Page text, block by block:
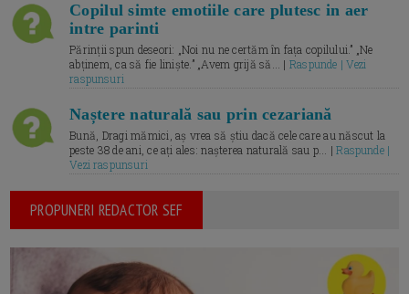
Copilul simte emotiile care plutesc in aer
intre parinti
Părinții spun deseori: „Noi nu ne certăm în fața copilului.” „Ne
abținem, ca să fie liniște.” „Avem grijă să... | Raspunde | Vezi
raspunsuri
Naștere naturală sau prin cezariană
Bună, Dragi mămici, aș vrea să știu dacă cele care au născut la
peste 38 de ani, ce ați ales: nașterea naturală sau p... |Raspunde |
Vezi raspunsuri
PROPUNERI REDACTOR SEF